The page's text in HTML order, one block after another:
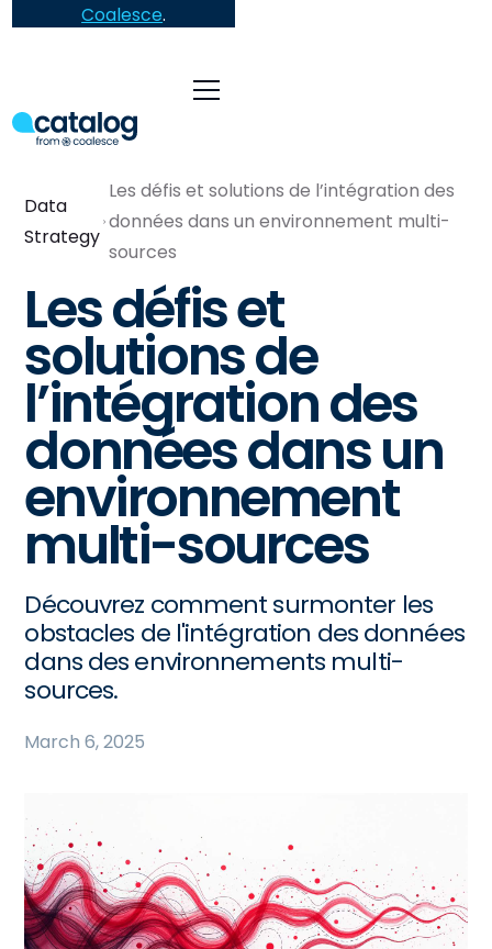
Coalesce.
Data
Strategy
Les défis et solutions de l’intégration des
données dans un environnement multi-
sources
Les défis et
solutions de
l’intégration des
données dans un
environnement
multi-sources
Découvrez comment surmonter les
obstacles de l'intégration des données
dans des environnements multi-
sources.
March 6, 2025